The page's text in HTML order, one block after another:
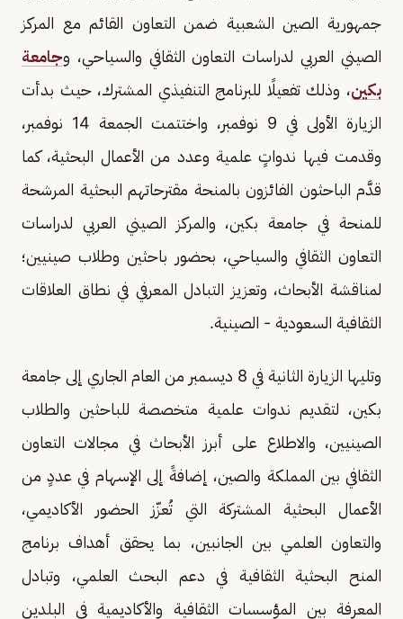
جمهورية الصين الشعبية ضمن التعاون القائم مع المركز
الصيني العربي لدراسات التعاون الثقافي والسياحي، وجامعة
بكين، وذلك تفعيلًا للبرنامج التنفيذي المشترك، حيث بدأت
الزيارة الأولى في 9 نوفمبر، واختتمت الجمعة 14 نوفمبر،
وقدمت فيها ندواتٍ علمية وعدد من الأعمال البحثية، كما
قدَّم الباحثون الفائزون بالمنحة مقترحاتهم البحثية المرشحة
للمنحة في جامعة بكين، والمركز الصيني العربي لدراسات
التعاون الثقافي والسياحي، بحضور باحثين وطلاب صينيين؛
لمناقشة الأبحاث، وتعزيز التبادل المعرفي في نطاق العلاقات
الثقافية السعودية - الصينية.
وتليها الزيارة الثانية في 8 ديسمبر من العام الجاري إلى جامعة
بكين، لتقديم ندوات علمية متخصصة للباحثين والطلاب
الصينيين، والاطلاع على أبرز الأبحاث في مجالات التعاون
الثقافي بين المملكة والصين، إضافةً إلى الإسهام في عددٍ من
الأعمال البحثية المشتركة التي تُعزّز الحضور الأكاديمي،
والتعاون العلمي بين الجانبين، بما يحقق أهداف برنامج
المنح البحثية الثقافية في دعم البحث العلمي، وتبادل
المعرفة بين المؤسسات الثقافية والأكاديمية في البلدين